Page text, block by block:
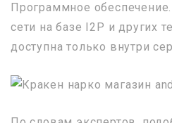
Программное
сети на базе I2P и других
доступна только внутри